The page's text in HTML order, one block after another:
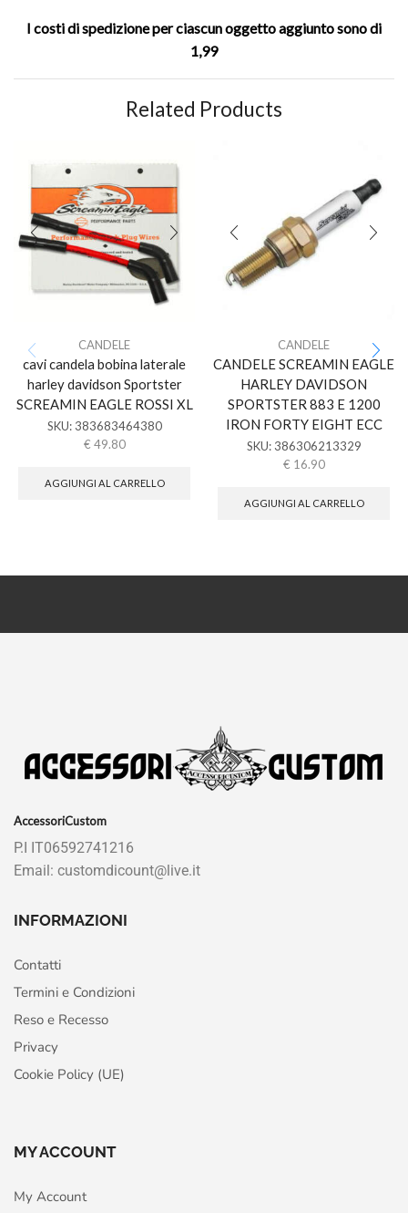
I costi di spedizione per ciascun oggetto aggiunto sono di
1,99
Related Products
CANDELE
cavi candela bobina laterale
harley davidson Sportster
SCREAMIN EAGLE ROSSI XL
SKU: 383683464380
€ 49.80
AGGIUNGI AL CARRELLO
CANDELE
CANDELE SCREAMIN EAGLE
HARLEY DAVIDSON
SPORTSTER 883 E 1200
IRON FORTY EIGHT ECC
SKU: 386306213329
€ 16.90
AGGIUNGI AL CARRELLO
AccessoriCustom
P.I IT06592741216
Email: customdicount@live.it
INFORMAZIONI
Contatti
Termini e Condizioni
Reso e Recesso
Privacy
Cookie Policy (UE)
MY ACCOUNT
My Account